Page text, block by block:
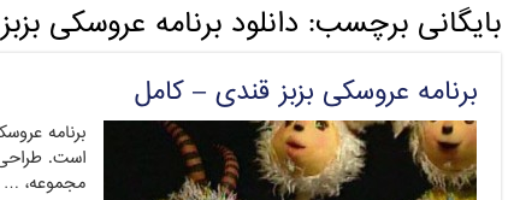
بایگانی برچسب: دانلود برنامه عروسکی
برنامه عروسکی بزبز قندی – کامل
برنامه
است.
مجموعه، …